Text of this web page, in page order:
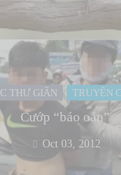
THƯ GIÃN TRUYỆN
Cướp “báo oán”
Oct 03, 2012